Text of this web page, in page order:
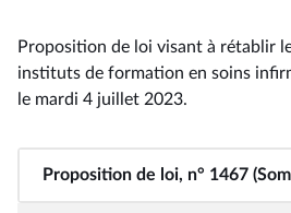
Proposition de loi visant à rétablir
instituts de formation en soins
le mardi 4 juillet 2023.
Proposition de loi, n° 1467